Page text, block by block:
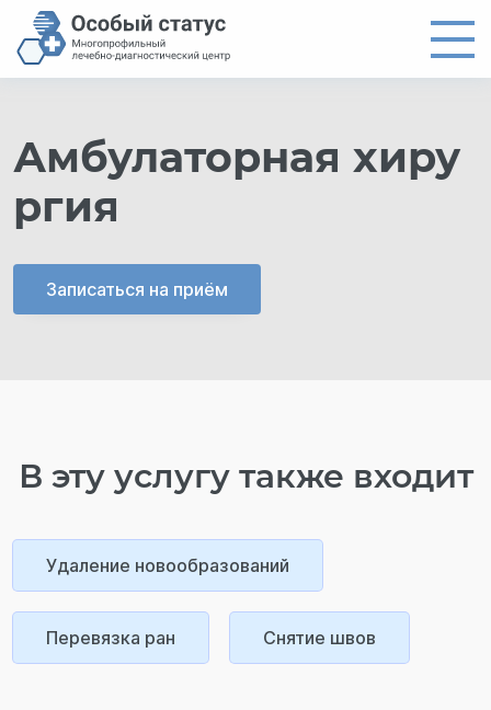
Направления
Амбулаторная хиру
ргия
Записаться на приём
В эту услугу также входит
Удаление новообразований
Перевязка ран Снятие швов